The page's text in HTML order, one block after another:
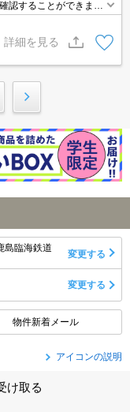
認することができま
クロゼットなど豊富な
共用部には宅配ボッ
を受け取らなくて済み
をよく使う方におす
詳細を見る
島臨海鉄道
変更する
変更する
物件新着メール
アイコンの説明
け取る